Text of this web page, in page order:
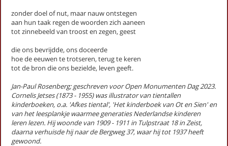
Buurtschap (stadsgedicht 5)
Concert (Stadsgedicht 30)
De mars (Stadsgedicht 48)
De Vissers (Stadsgedicht 51)
Dichterswijk (Stadsgedicht 58)
Droomkwartet (Stadsgedicht 26)
Estuarium (Stadsgedicht 15)
Expositie (stadsgedicht 29)
Fietser met ringslang (Stadsgedicht 36)
Galgenveld (Stadsgedicht 59)
Gedroomde grond (Stadsgedicht 53)
zonder doel of nut, maar nauw ontstegen
aan hun taak regen de woorden zich aaneen
tot zinnebeeld van troost en zegen, geest
die ons bevrijdde, ons doceerde
hoe de eeuwen te trotseren, terug te keren
tot de bron die ons bezielde, leven geeft.
Jan-Paul Rosenberg; geschreven voor Open Monumenten Dag 2023.
Cornelis Jetses (1873 - 1955) was illustrator van tientallen
kinderboeken, o.a. 'Afkes tiental', 'Het kinderboek van Ot en Sien' en
van het leesplankje waarmee generaties Nederlandse kinderen
leren lezen. Hij woonde van 1909 - 1911 in Tulpstraat 18 in Zeist,
daarna verhuisde hij naar de Bergweg 37, waar hij tot 1937 heeft
gewoond.